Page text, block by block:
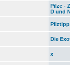
Pilze -
D und
Die
x